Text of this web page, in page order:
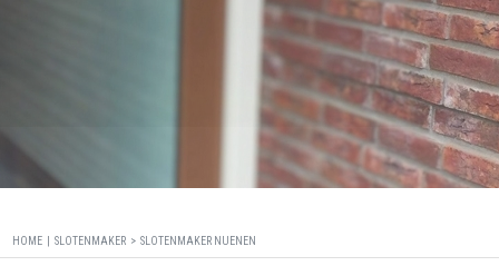
HOME | SLOTENMAKER > SLOTENMAKER NUENEN